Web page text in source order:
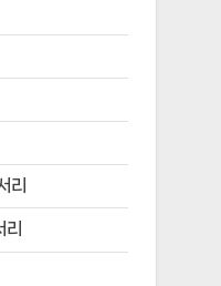
리